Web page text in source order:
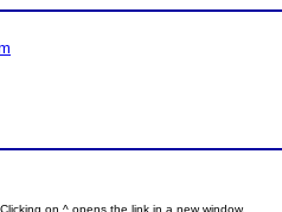
Clicking on ^ opens the link in a new window.